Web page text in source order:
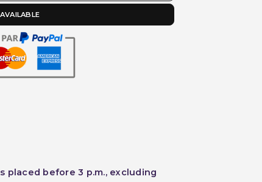
placed before 3 p.m., excluding